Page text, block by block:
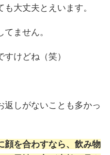
大丈夫とえいます。
ません。
けどね（笑）
返しがないことも多かっ
顔を合わすなら、飲み物